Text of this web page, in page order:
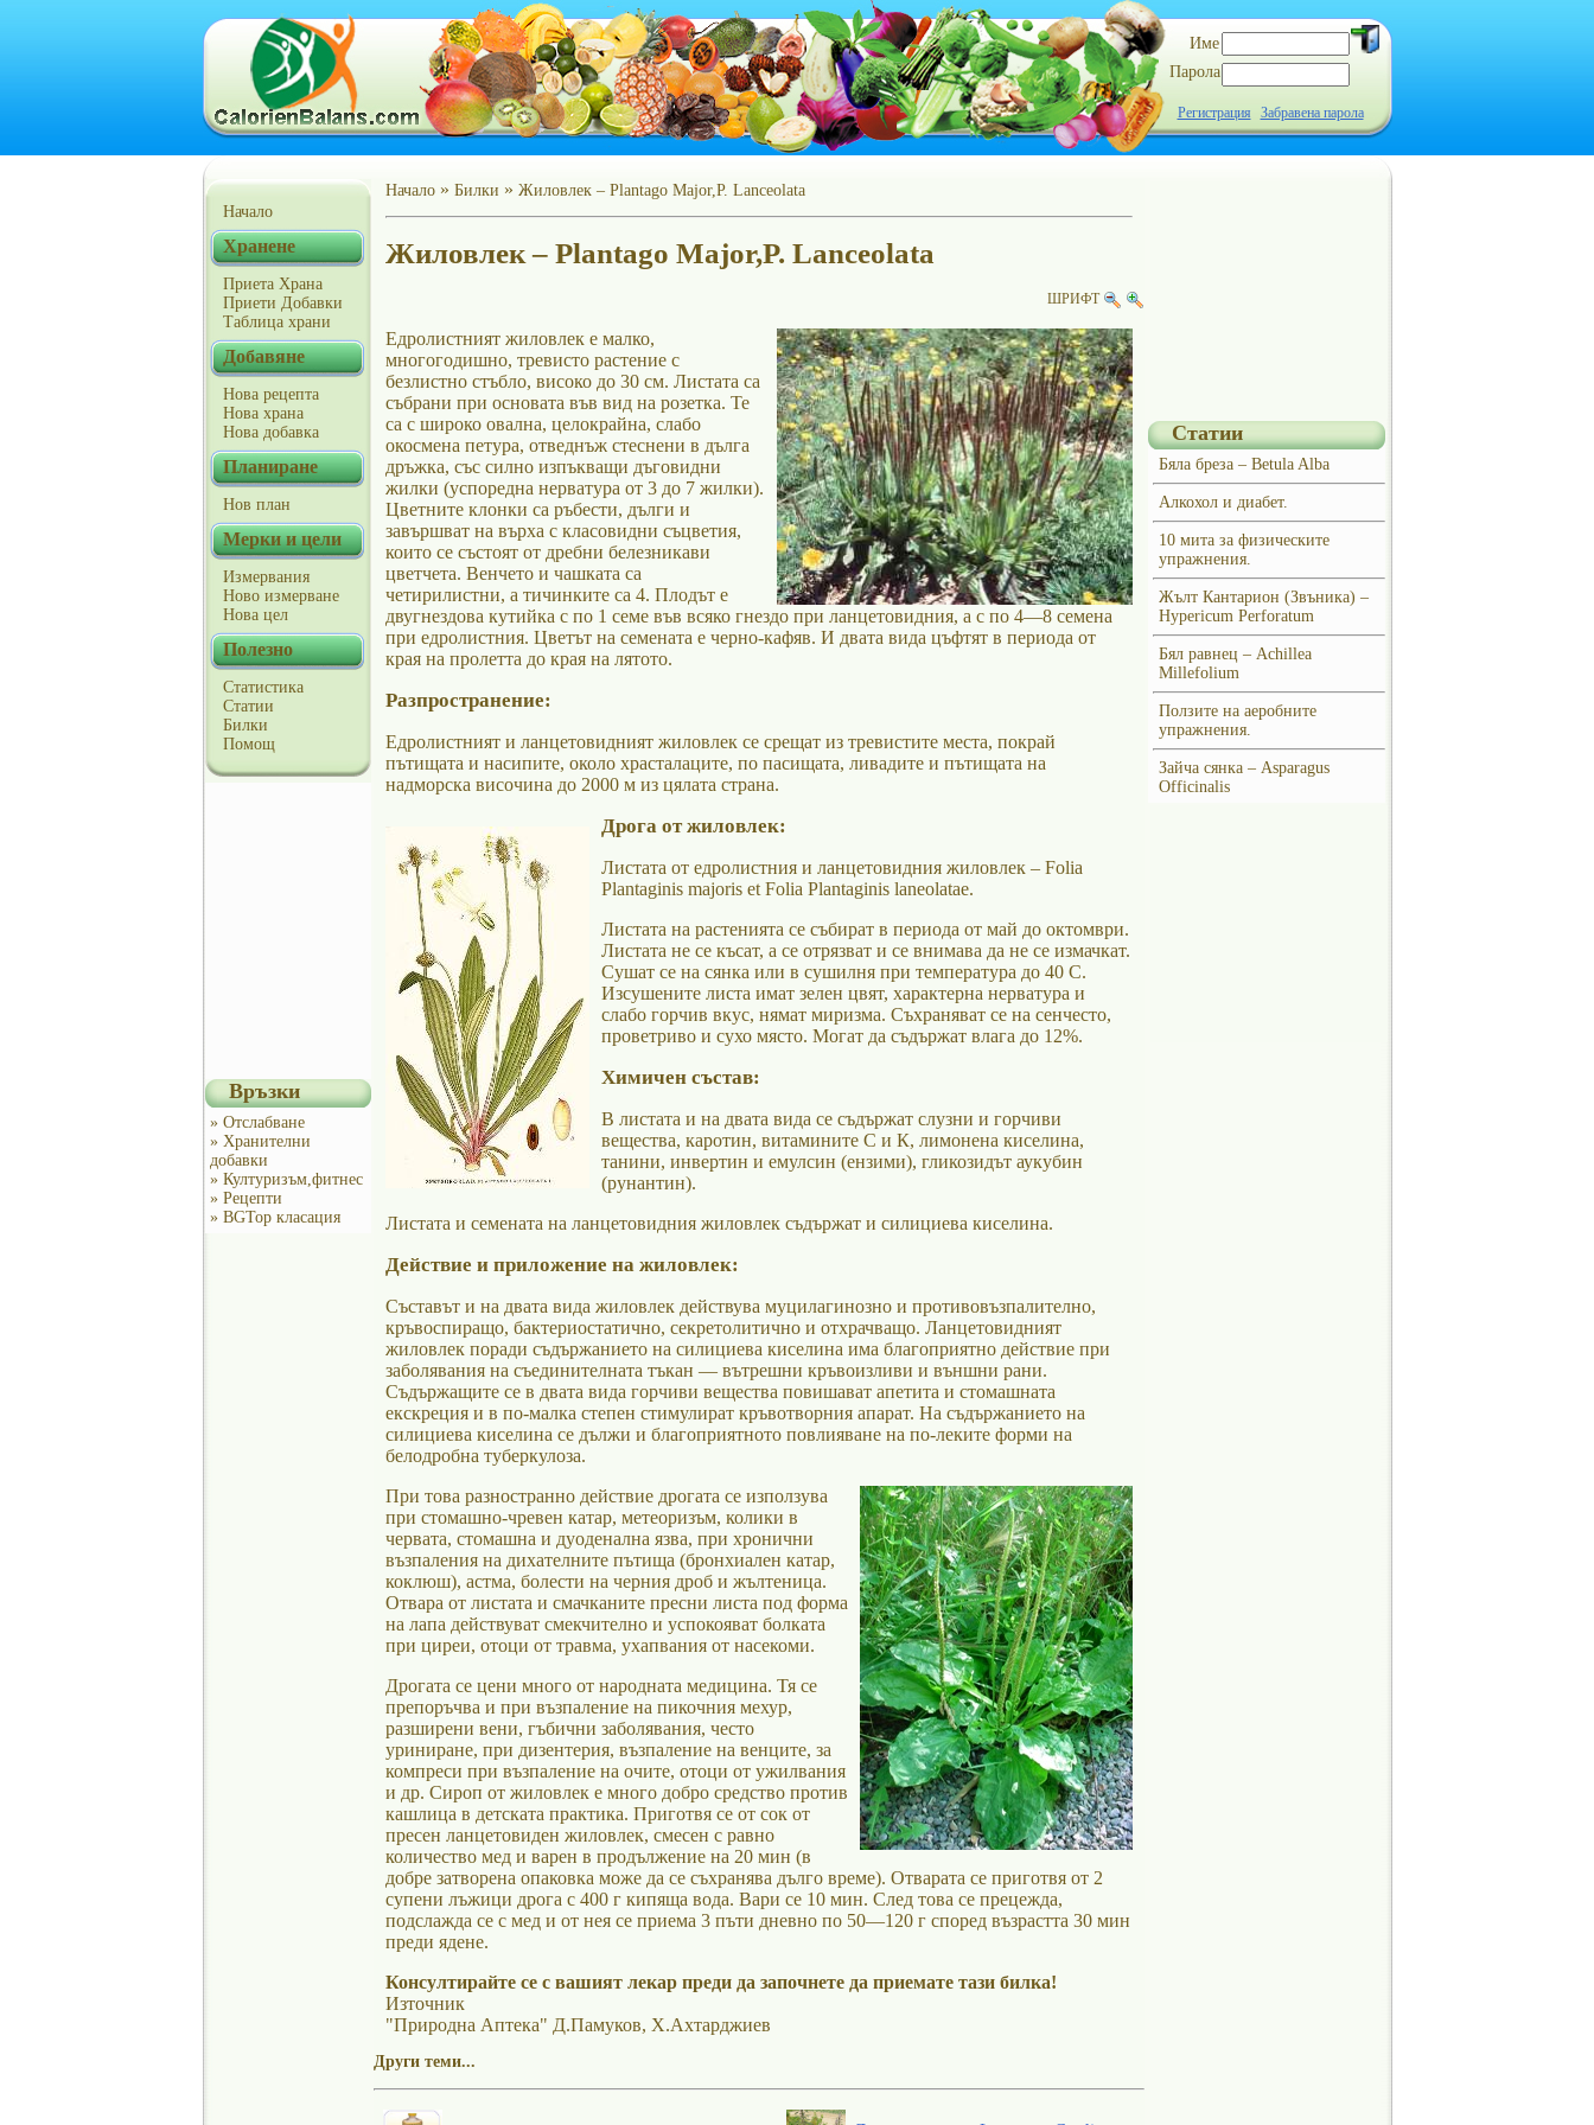
Име
Парола
Регистрация Забравена парола
Начало
Хранене
Приета Храна
Приети Добавки
Таблица храни
Добавяне
Нова рецепта
Нова храна
Нова добавка
Планиране
Нов план
Мерки и цели
Измервания
Ново измерване
Нова цел
Полезно
Статистика
Статии
Билки
Помощ
Връзки
» Отслабване
» Хранителни
добавки
» Културизъм,фитнес
» Рецепти
» BGTop класация
Начало» Билки » Жиловлек – Plantago Major,P. Lanceolata
Жиловлек – Plantago Major,P. Lanceolata
ШРИФТ
Едролистният жиловлек е малко,
многогодишно, тревисто растение с
безлистно стъбло, високо до 30 см. Листата са
събрани при основата във вид на розетка. Те
са с широко овална, целокрайна, слабо
окосмена петура, отведнъж стеснени в дълга
дръжка, със силно изпъкващи дъговидни
жилки (успоредна нерватура от 3 до 7 жилки).
Цветните клонки са ръбести, дълги и
завършват на върха с класовидни съцветия,
които се състоят от дребни белезникави
цветчета. Венчето и чашката са
четирилистни, а тичинките са 4. Плодът е
двугнездова кутийка с по 1 семе във всяко гнездо при ланцетовидния, а с по 4—8 семена
при едролистния. Цветът на семената е черно-кафяв. И двата вида цъфтят в периода от
края на пролетта до края на лятото.
Разпространение:
Едролистният и ланцетовидният жиловлек се срещат из тревистите места, покрай
пътищата и насипите, около храсталаците, по пасищата, ливадите и пътищата на
надморска височина до 2000 м из цялата страна.
Дрога от жиловлек:
Листата от едролистния и ланцетовидния жиловлек – Folia
Plantaginis majoris et Folia Plantaginis laneolatae.
Листата на растенията се събират в периода от май до октомври.
Листата не се късат, а се отрязват и се внимава да не се измачкат.
Сушат се на сянка или в сушилня при температура до 40 С.
Изсушените листа имат зелен цвят, характерна нерватура и
слабо горчив вкус, нямат миризма. Съхраняват се на сенчесто,
проветриво и сухо място. Могат да съдържат влага до 12%.
Химичен състав:
В листата и на двата вида се съдържат слузни и горчиви
вещества, каротин, витамините С и К, лимонена киселина,
танини, инвертин и емулсин (ензими), гликозидът аукубин
(рунантин).
Листата и семената на ланцетовидния жиловлек съдържат и силициева киселина.
Действие и приложение на жиловлек:
Съставът и на двата вида жиловлек действува муцилагинозно и противовъзпалително,
кръвоспиращо, бактериостатично, секретолитично и отхрачващо. Ланцетовидният
жиловлек поради съдържанието на силициева киселина има благоприятно действие при
заболявания на съединителната тъкан — вътрешни кръвоизливи и външни рани.
Съдържащите се в двата вида горчиви вещества повишават апетита и стомашната
екскреция и в по-малка степен стимулират кръвотворния апарат. На съдържанието на
силициева киселина се дължи и благоприятното повлияване на по-леките форми на
белодробна туберкулоза.
При това разностранно действие дрогата се използува
при стомашно-чревен катар, метеоризъм, колики в
червата, стомашна и дуоденална язва, при хронични
възпаления на дихателните пътища (бронхиален катар,
коклюш), астма, болести на черния дроб и жълтеница.
Отвара от листата и смачканите пресни листа под форма
на лапа действуват смекчително и успокояват болката
при циреи, отоци от травма, ухапвания от насекоми.
Дрогата се цени много от народната медицина. Тя се
препоръчва и при възпаление на пикочния мехур,
разширени вени, гъбични заболявания, често
уриниране, при дизентерия, възпаление на венците, за
компреси при възпаление на очите, отоци от ужилвания
и др. Сироп от жиловлек е много добро средство против
кашлица в детската практика. Приготвя се от сок от
пресен ланцетовиден жиловлек, смесен с равно
количество мед и варен в продължение на 20 мин (в
добре затворена опаковка може да се съхранява дълго време). Отварата се приготвя от 2
супени лъжици дрога с 400 г кипяща вода. Вари се 10 мин. След това се прецежда,
подслажда се с мед и от нея се приема 3 пъти дневно по 50—120 г според възрастта 30 мин
преди ядене.
Консултирайте се с вашият лекар преди да започнете да приемате тази билка!
Източник
"Природна Аптека" Д.Памуков, Х.Ахтарджиев
Други теми...
Статии
Бяла бреза – Betula Alba
Алкохол и диабет.
10 мита за физическите
упражнения.
Жълт Кантарион (Звъника) –
Hypericum Perforatum
Бял равнец – Achillea
Millefolium
Ползите на аеробните
упражнения.
Зайча сянка – Asparagus
Officinalis